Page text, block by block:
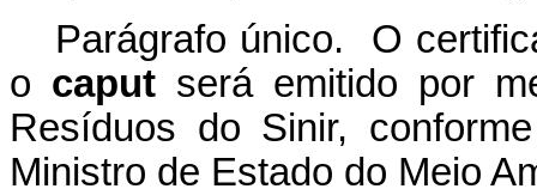
Parágrafo único. O
o caputserá emitido por
Resíduos do Sinir,
Ministro de Estado do Meio